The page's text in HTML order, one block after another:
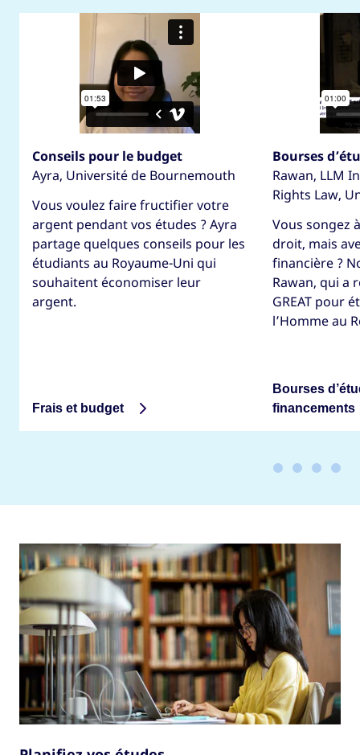
Conseils pour le budget
Ayra, Université de Bournemouth
Vous voulez faire fructifier votre
argent pendant vos études ? Ayra
partage quelques conseils pour les
étudiants au Royaume-Uni qui
souhaitent économiser leur
argent.
Frais et budget
Bourses
Rawan, LLM
Rights Law,
Vous songez
droit, mais
financière ?
Rawan, qui a
GREAT pour
l’Homme au
Bourses
financements